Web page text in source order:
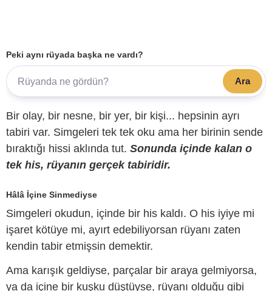
Peki aynı rüyada başka ne vardı?
Ara
Bir olay, bir nesne, bir yer, bir kişi... hepsinin ayrı
tabiri var. Simgeleri tek tek oku ama her birinin sende
bıraktığı hissi aklında tut. Sonunda içinde kalan o
tek his, rüyanın gerçek tabiridir.
Hâlâ İçine Sinmediyse
Simgeleri okudun, içinde bir his kaldı. O his iyiye mi
işaret kötüye mi, ayırt edebiliyorsan rüyanı zaten
kendin tabir etmişsin demektir.
Ama karışık geldiyse, parçalar bir araya gelmiyorsa,
ya da içine bir kuşku düştüyse, rüyanı olduğu gibi